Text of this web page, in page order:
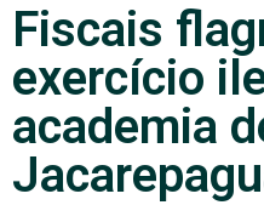
Fiscais
exercício
academia